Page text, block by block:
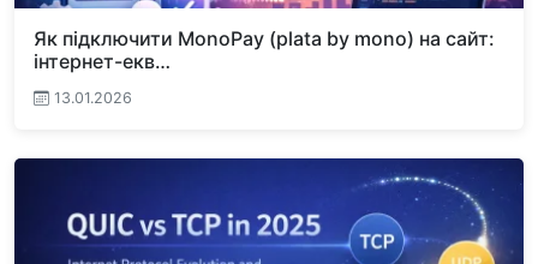
Як підключити MonoPay (plata by mono) на сайт:
інтернет-екв…
13.01.2026